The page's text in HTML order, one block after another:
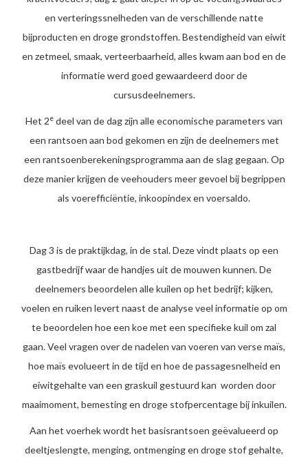
en verteringssnelheden van de verschillende natte
bijproducten en droge grondstoffen. Bestendigheid van eiwit
en zetmeel, smaak, verteerbaarheid, alles kwam aan bod en de
informatie werd goed gewaardeerd door de
cursusdeelnemers.
Het 2e deel van de dag zijn alle economische parameters van
een rantsoen aan bod gekomen en zijn de deelnemers met
een rantsoenberekeningsprogramma aan de slag gegaan. Op
deze manier krijgen de veehouders meer gevoel bij begrippen
als voerefficiëntie, inkoopindex en voersaldo.
Dag 3 is de praktijkdag, in de stal. Deze vindt plaats op een
gastbedrijf waar de handjes uit de mouwen kunnen. De
deelnemers beoordelen alle kuilen op het bedrijf; kijken,
voelen en ruiken levert naast de analyse veel informatie op om
te beoordelen hoe een koe met een specifieke kuil om zal
gaan. Veel vragen over de nadelen van voeren van verse maïs,
hoe maïs evolueert in de tijd en hoe de passagesnelheid en
eiwitgehalte van een graskuil gestuurd kan worden door
maaimoment, bemesting en droge stofpercentage bij inkuilen.
Aan het voerhek wordt het basisrantsoen geëvalueerd op
deeltjeslengte, menging, ontmenging en droge stof gehalte,